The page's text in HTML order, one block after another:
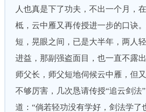
人也真是下了功夫，不出一个月，
柢，云中雁又再传授进一步的口诀
短，晃眼之间，已是大半年，两人
进益，那副强盗面目，也一直不露
师父长，师父短地伺候云中雁，但
不够厉害，几次恳请传授“追云剑法
道：“倘若轻功没有学好，剑法学了